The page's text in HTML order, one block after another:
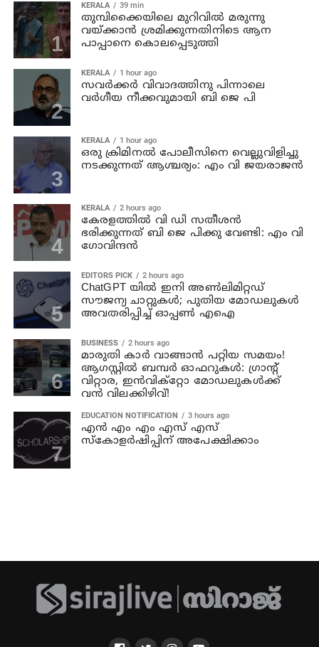
KERALA 39 min
തുമ്പിക്കൈയിലെ മുറിവില്‍ മരുന്നു
വയ്ക്കാന്‍ ശ്രമിക്കുന്നതിനിടെ ആന
പാപ്പാനെ കൊലപ്പെടുത്തി
KERALA 1 hour ago
സവര്‍ക്കര്‍ വിവാദത്തിനു പിന്നാലെ
വര്‍ഗീയ നീക്കവുമായി ബി ജെ പി
KERALA 1 hour ago
ഒരു ക്രിമിനല്‍ പോലീസിനെ വെല്ലുവിളിച്ചു
നടക്കുന്നത് ആശ്ചര്യം: എം വി ജയരാജന്‍
KERALA 2 hours ago
കേരളത്തില്‍ വി ഡി സതീശന്‍
ഭരിക്കുന്നത് ബി ജെ പിക്കു വേണ്ടി: എം വി
ഗോവിന്ദന്‍
EDITORS PICK 2 hours ago
ChatGPT യിൽ ഇനി അൺലിമിറ്റഡ്
സൗജന്യ ചാറ്റുകൾ; പുതിയ മോഡലുകൾ
അവതരിപ്പിച്ച് ഓപ്പൺ എഐ
BUSINESS 2 hours ago
മാരുതി കാർ വാങ്ങാൻ പറ്റിയ സമയം!
ആഗസ്റ്റിൽ ബമ്പർ ഓഫറുകൾ: ഗ്രാന്റ്
വിറ്റാര, ഇൻവിക്റ്റോ മോഡലുകൾക്ക്
വൻ വിലക്കിഴിവ്!
EDUCATION NOTIFICATION 3 hours ago
എൻ എം എം എസ് എസ്
സ്കോളർഷിപ്പിന് അപേക്ഷിക്കാം